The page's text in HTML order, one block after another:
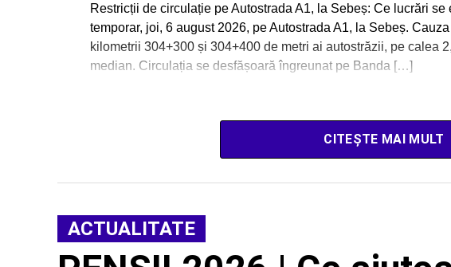
Restricții de circulație pe Autostrada A1, la Sebeș: Ce lucrări
temporar, joi, 6 august 2026, pe Autostrada A1, la Sebeș.
kilometrii 304+300 și 304+400 de metri ai autostrăzii, pe calea
median. Circulația se desfășoară îngreunat pe Banda […]
CITEȘTE MAI MULT
ACTUALITATE